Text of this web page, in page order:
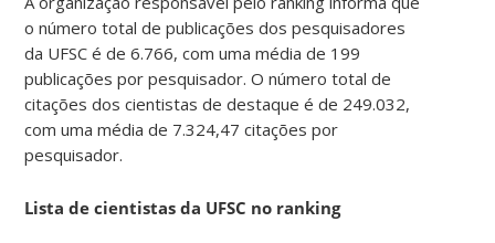
o número total de publicações dos pesquisadores
da UFSC é de 6.766, com uma média de 199
publicações por pesquisador. O número total de
citações dos cientistas de destaque é de 249.032,
com uma média de 7.324,47 citações por
pesquisador.
Lista de cientistas da UFSC no ranking